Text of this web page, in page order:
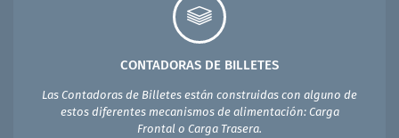
CONTADORAS DE BILLETES
Las Contadoras de Billetes están construidas con alguno de
estos diferentes mecanismos de alimentación: Carga
Frontal o Carga Trasera.